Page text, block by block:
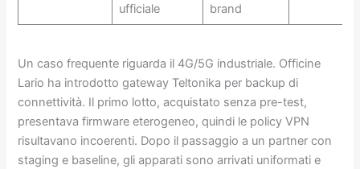
ufficiale
brand
Un caso frequente riguarda il 4G/5G industriale. Officine
Lario ha introdotto gateway Teltonika per backup di
connettività. Il primo lotto, acquistato senza pre-test,
presentava firmware eterogeneo, quindi le policy VPN
risultavano incoerenti. Dopo il passaggio a un partner con
staging e baseline, gli apparati sono arrivati uniformati e